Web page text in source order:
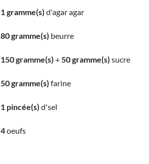
1 gramme(s) d'agar agar
80 gramme(s) beurre
150 gramme(s) + 50 gramme(s) sucre
50 gramme(s) farine
1 pincée(s) d'sel
4oeufs